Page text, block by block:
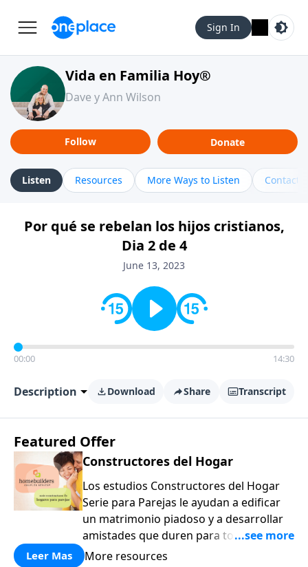
Sign In
Vida en Familia Hoy®
Dave y Ann Wilson
Follow Donate
Listen Resources More Ways to Listen Contact
Por qué se rebelan los hijos cristianos,
Dia 2 de 4
June 13, 2023
00:00 14:30
Description Download Share Transcript
Featured Offer
Constructores del Hogar
Los estudios Constructores del Hogar
Serie para Parejas le ayudan a edificar
un matrimonio piadoso y a desarrollar
amistades que duren para toda la vida.
¡Únase a uno de los estudios de grupos
Leer Mas More resources